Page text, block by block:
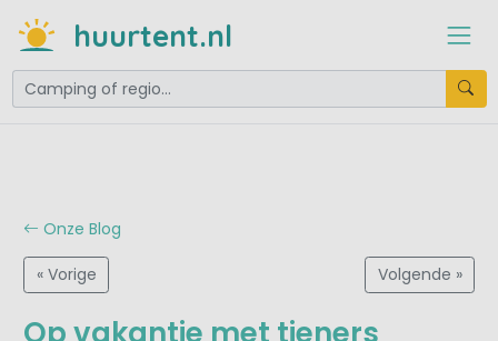
huurtent.nl
Onze Blog
« Vorige Volgende »